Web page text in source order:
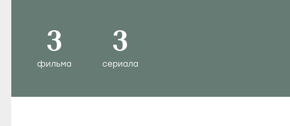
3
фильма
3
сериала